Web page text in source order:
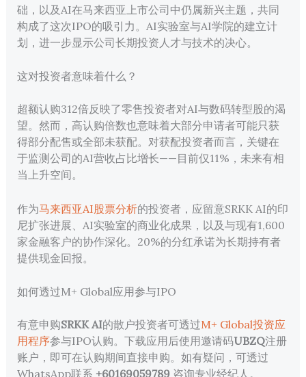
础，以及AI在马来西亚上市公司中仍属新兴主题，共同
构成了这次IPO的吸引力。AI实验室与AI学院的建立计
划，进一步显示公司长期投资人才与技术的决心。
这对投资者意味着什么？
超额认购312倍反映了零售投资者对AI与数码转型股的渴
望。然而，高认购倍数也意味着大部分申请者可能只获
得部分配售或全部未获配。对获配投资者而言，关键在
于监测公司的AI营收占比增长——目前仅11%，未来有相
当上升空间。
作为马来西亚AI股票分析的投资者，应留意SRKK AI的印
尼扩张进展、AI实验室的商业化成果，以及与现有1,600
家金融客户的协作深化。20%的分红承诺为长期持有者
提供现金回报。
如何透过M+ Global应用参与IPO
有意申购SRKK AI的散户投资者可透过M+ Global投资应
用程序参与IPO认购。下载应用后使用邀请码UBZQ注册
账户，即可在认购期间直接申购。如有疑问，可透过
WhatsApp联系 +60169059789咨询专业经纪人。